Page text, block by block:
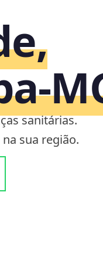
sanitárias.
sua região.